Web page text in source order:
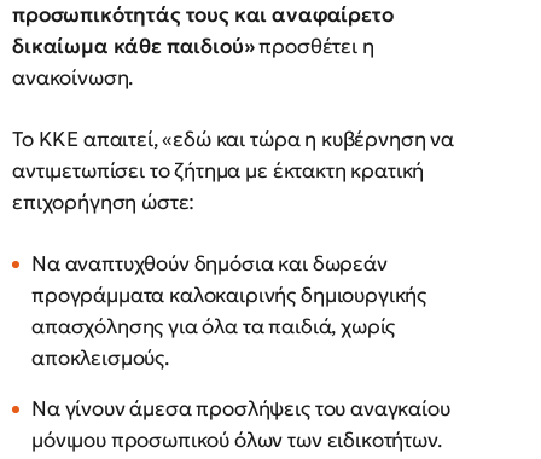
προσωπικότητάς τους και αναφαίρετο
δικαίωμα κάθε παιδιού»προσθέτει η
ανακοίνωση.
Το ΚΚΕ απαιτεί, «εδώ και τώρα η κυβέρνηση να
αντιμετωπίσει το ζήτημα με έκτακτη κρατική
επιχορήγηση ώστε:
Να αναπτυχθούν δημόσια και δωρεάν
προγράμματα καλοκαιρινής δημιουργικής
απασχόλησης για όλα τα παιδιά, χωρίς
αποκλεισμούς.
Να γίνουν άμεσα προσλήψεις του αναγκαίου
μόνιμου προσωπικού όλων των ειδικοτήτων.